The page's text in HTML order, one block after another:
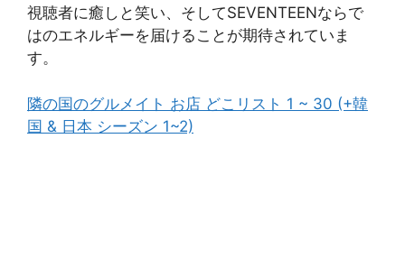
視聴者に癒しと笑い、そしてSEVENTEENならで
はのエネルギーを届けることが期待されていま
す。
隣の国のグルメイト お店 どこリスト 1 ~ 30 (+韓
国 & 日本 シーズン 1~2)